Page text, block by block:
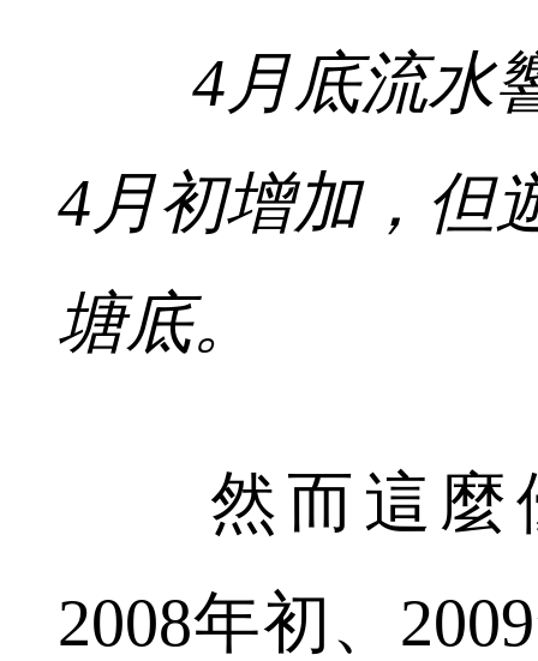
4月底流水響
4月初增加，但
塘底。
然而這麼
2008年初、